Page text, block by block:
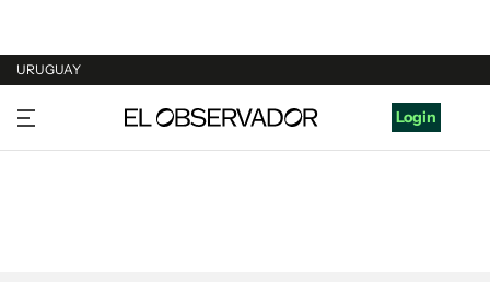
URUGUAY
URUGUAY
ARGENTINA
Login